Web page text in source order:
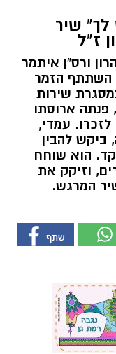
שיר
ז"ל
ורס"ן איתמר
השתתף הזמר
שירות
פנתה ארוסתו
עמדי,
להבין
הוא שוחח
וזיקק את
המרגש.